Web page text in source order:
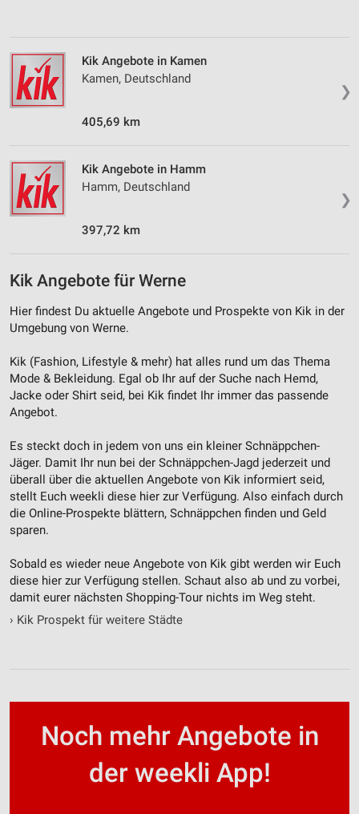
❯
Kik Angebote in Kamen
Kamen, Deutschland
405,69 km
❯
Kik Angebote in Hamm
Hamm, Deutschland
397,72 km
Kik Angebote für Werne
Hier findest Du aktuelle Angebote und Prospekte von Kik in der
Umgebung von Werne.
Kik (Fashion, Lifestyle & mehr‎) hat alles rund um das Thema
Mode & Bekleidung. Egal ob Ihr auf der Suche nach Hemd,
Jacke oder Shirt seid, bei Kik findet Ihr immer das passende
Angebot.
Es steckt doch in jedem von uns ein kleiner Schnäppchen-
Jäger. Damit Ihr nun bei der Schnäppchen-Jagd jederzeit und
überall über die aktuellen Angebote von Kik informiert seid,
stellt Euch weekli diese hier zur Verfügung. Also einfach durch
die Online-Prospekte blättern, Schnäppchen finden und Geld
sparen.
Sobald es wieder neue Angebote von Kik gibt werden wir Euch
diese hier zur Verfügung stellen. Schaut also ab und zu vorbei,
damit eurer nächsten Shopping-Tour nichts im Weg steht.
› Kik Prospekt für weitere Städte
Noch mehr Angebote in
der weekli App!
Kombinationen von Daten aus verschiedenen
Quellen
Entwicklung und Verbesserung der Angebote
IAB-Besonderheiten:
Verwendung genauer Standortdaten
Geräte anhand von aktiv angeforderten
Nicht-IAB-Verarbeitungszwecke:
Performance
Funktional
Werbung